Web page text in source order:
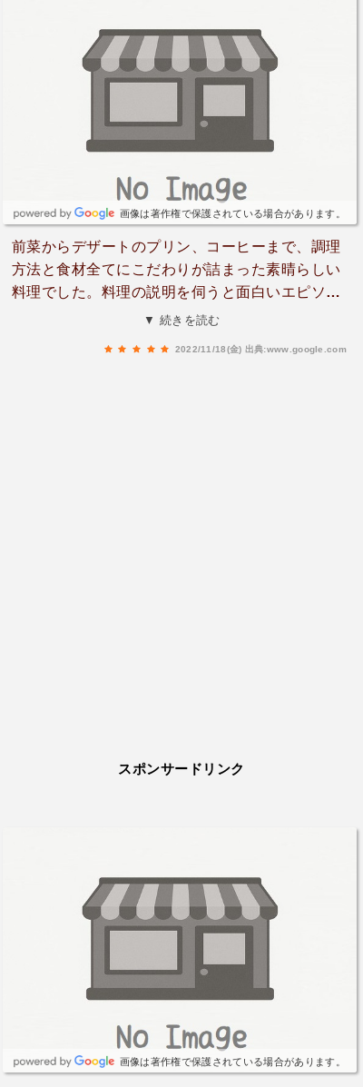
自家栽培のお野菜と絡めて一口いただいた瞬間、
私の抱いていたジビエの概念は音を立てて崩れ去
りました。驚くほど全く臭みがなく、むしろ高級
に、心底感動しました。子供のために用意してい
ただいたイノシシのボロネーゼパスタも絶品で、
提供される一皿一皿から、素材である野生の恵み
を、文字通り余すところなく大切に、丁寧に調理
されていることがひしひしと伝わってきます。シ
ェフの手にかかると、大地の恵みがまさに芸術品
へと昇華されるのだと感じました。今回の訪問
は、家族にとって忘れられない素晴らしい食体験
となりました。自信を持って心からお勧めできる
名店です。ぜひまた季節を変えてお伺いしたいと
画像は著作権で保護されている場合があります。
前菜からデザートのプリン、コーヒーまで、調理
方法と食材全てにこだわりが詰まった素晴らしい
料理でした。料理の説明を伺うと面白いエピソー
ドがたくさん出てきて産山での生活を心から楽し
▼ 続きを読む
2022/11/18(金) 出典:www.google.com
スポンサードリンク
画像は著作権で保護されている場合があります。